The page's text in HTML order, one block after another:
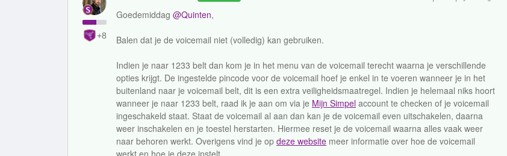
+8
Goedemiddag @Quinten,
Balen dat je de voicemail niet (volledig) kan gebruiken.
Indien je naar 1233 belt dan kom je in het menu van de voicemail terecht waarna je verschillende
opties krijgt. De ingestelde pincode voor de voicemail hoef je enkel in te voeren wanneer je in het
buitenland naar je voicemail belt, dit is een extra veiligheidsmaatregel. Indien je helemaal niks hoort
wanneer je naar 1233 belt, raad ik je aan om via je Mijn Simpel account te checken of je voicemail
ingeschakeld staat. Staat de voicemail al aan dan kan je de voicemail even uitschakelen, daarna
weer inschakelen en je toestel herstarten. Hiermee reset je de voicemail waarna alles vaak weer
naar behoren werkt. Overigens vind je op deze website meer informatie over hoe de voicemail
werkt en hoe je deze instelt.